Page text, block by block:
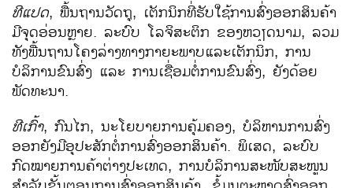
ທີ​ແປດ, ພື້ນຖານ​ວັດຖຸ, ​ເຕັກນິກທີ່​ຮັບ​ໃຊ້ການ​ສົ່ງ​ອອກ​ສິນຄ້າ
ມີຈຸດອ່ອນຫຼາຍ. ລະບົບ ​ໂລ​ຈິ​ສະຕິ​ກ ຂອງ​ຫວຽດນາມ, ລວມ
ທັງພື້ນຖານໂຄງລ່າງທາງກາຍະພາບ​ແລະ​ເຕັກນິກ, ການ
ບໍລິການຂົນສົ່ງ ແລະ ການເຊື່ອມຕໍ່ການຂົນສົ່ງ, ຍັງດ້ອຍ
ພັດທະນາ.
ທີ​ເກົ້າ, ກົນ​ໄກ, ນະ​​ໂຍບາຍ​ການ​ຄຸ້ມ​ຄອງ, ບໍລິຫານ​ການ​ສົ່ງ​
ອອກຍັງມີ​ອຸປະສັກ​ຕໍ່ການ​ສົ່ງ​ອອກ​ສິນຄ້າ. ​ພິ​ເສດ, ລະບົບ​
ກົດໝາຍການຄ້າຕ່າງປະເທດ, ການ​ບໍລິການ​ສະໜັບສະໜູ​ນ